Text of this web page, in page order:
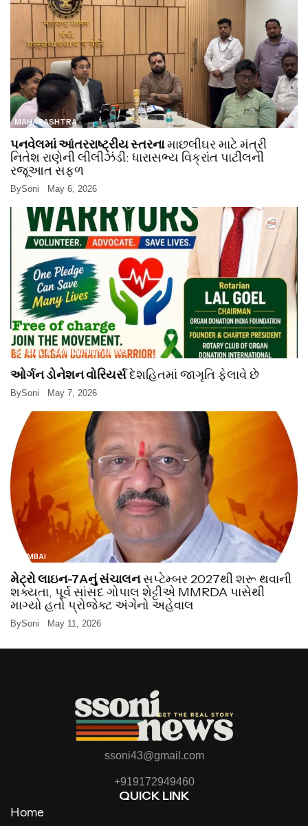
MAHARASHTRA
પનવેલમાં આંતરરાષ્ટ્રીય સ્તરનામાછલીઘર માટે મંત્રી
નિતેશ રાણેની લીલીઝંડી: ધારાસભ્ય વિક્રાંત પાટીલની
રજૂઆત સફળ
BySoni May 6, 2026
SOCIAL & COMMUNITY NEWS
ઓર્ગન ડોનેશન વોરિયર્સદેશહિતમાં જાગૃતિ ફેલાવે છે
BySoni May 7, 2026
MUMBAI
મેટ્રો લાઇન-7Aનું સંચાલનસપ્ટેમ્બર 2027થી શરૂ થવાની
શક્યતા, પૂર્વ સાંસદ ગોપાલ શેટ્ટીએ MMRDA પાસેથી
માગ્યો હતો પ્રોજેક્ટ અંગેનો અહેવાલ
BySoni May 11, 2026
ssoni43@gmail.com
+919172949460
QUICK LINK
Home